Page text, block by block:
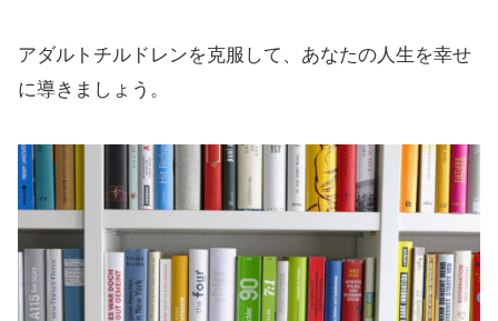
アダルトチルドレンを克服して、あなたの人生を幸せ
に導きましょう。